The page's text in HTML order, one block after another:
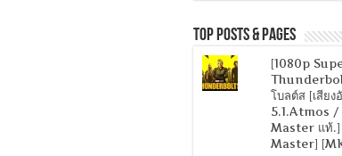
Top Posts & Pages
[1080p
โบลต์ส [เสียง
5.1.Atmos /
Master แท้.]
Master]